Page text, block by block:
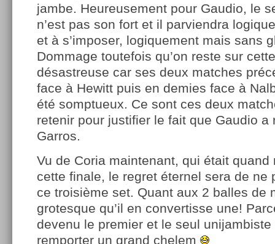
jambe. Heureusement pour Gaudio, le
n’est pas son fort et il parviendra
et à s’imposer, logiquement mais sans
Dommage toutefois qu’on reste sur
désastreuse car ses deux matches
face à Hewitt puis en demies face à
été somptueux. Ce sont ces deux
retenir pour justifier le fait que Gaudio a
Garros.
Vu de Coria maintenant, qui était quand
cette finale, le regret éternel sera de ne
ce troisième set. Quant aux 2 balles de
grotesque qu’il en convertisse une!
devenu le premier et le seul unijambiste
remporter un grand chelem